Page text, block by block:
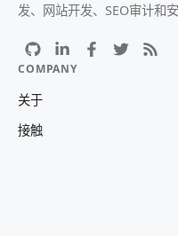
发、网站开发、SEO审计和
COMPANY
关于
接触